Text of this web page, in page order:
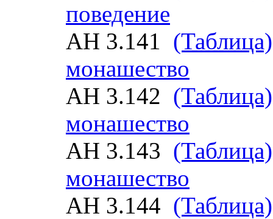
поведение
АН 3.141 (Таблица)
монашество
АН 3.142 (Таблица)
монашество
АН 3.143 (Таблица)
монашество
АН 3.144 (Таблица)